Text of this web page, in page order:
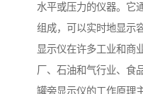
水平或压力的仪器。它
组成，可以实时地显示
显示仪在许多工业和商
厂、石油和气行业、食
罐旁显示仪的工作原理